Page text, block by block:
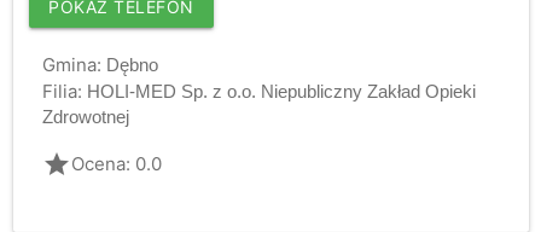
POKAŻ TELEFON
Gmina: Dębno
Filia: HOLI-MED Sp. z o.o. Niepubliczny Zakład Opieki
Zdrowotnej
gradeOcena: 0.0